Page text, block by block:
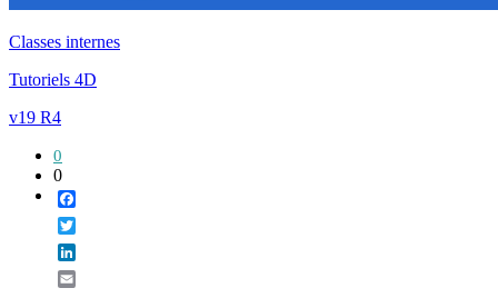
Classes internes
Tutoriels 4D
v19 R4
0
0